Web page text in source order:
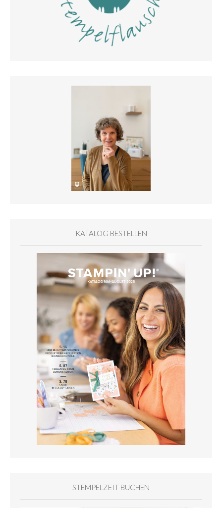
KATALOG BESTELLEN
STEMPELZEIT BUCHEN